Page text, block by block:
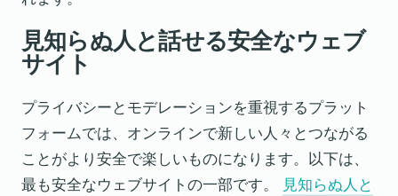
見知らぬ人と話せる安全なウェブ
サイト
プライバシーとモデレーションを重視するプラット
フォームでは、オンラインで新しい人々とつながる
ことがより安全で楽しいものになります。以下は、
最も安全なウェブサイトの一部です。
見知らぬ人と